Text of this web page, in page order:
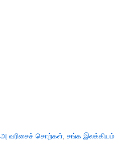
அ வரிசைச் சொற்கள், சங்க இலக்கியம்